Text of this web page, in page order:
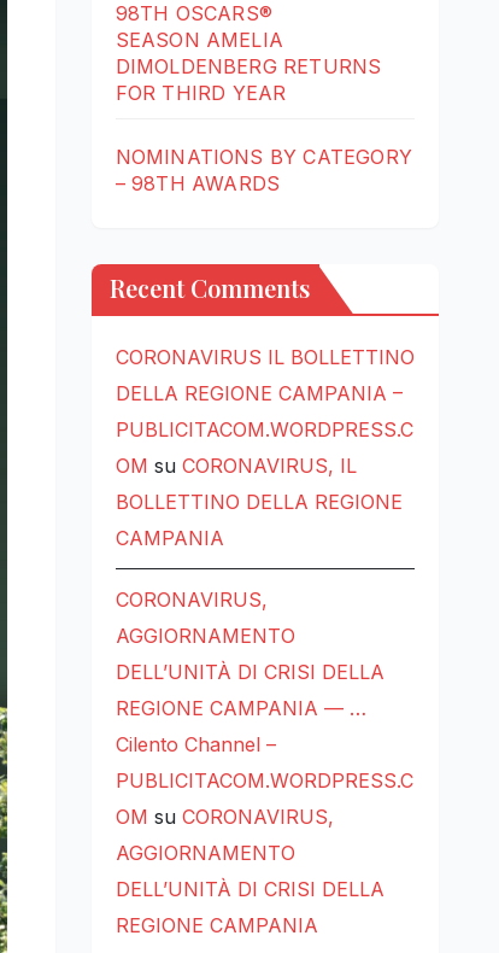
98TH OSCARS®
SEASON AMELIA
DIMOLDENBERG RETURNS
FOR THIRD YEAR
NOMINATIONS BY CATEGORY
– 98TH AWARDS
Recent Comments
CORONAVIRUS IL BOLLETTINO
DELLA REGIONE CAMPANIA –
PUBLICITACOM.WORDPRESS.C
OM su CORONAVIRUS, IL
BOLLETTINO DELLA REGIONE
CAMPANIA
CORONAVIRUS,
AGGIORNAMENTO
DELL’UNITÀ DI CRISI DELLA
REGIONE CAMPANIA — …
Cilento Channel –
PUBLICITACOM.WORDPRESS.C
OM su CORONAVIRUS,
AGGIORNAMENTO
DELL’UNITÀ DI CRISI DELLA
REGIONE CAMPANIA